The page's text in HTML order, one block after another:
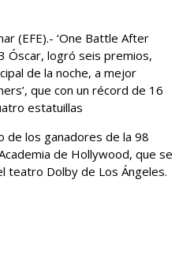
(EFE).- ‘One Battle After
Óscar, logró seis premios,
de la noche, a mejor
que con un récord de 16
estatuillas
de los ganadores de la 98
de Hollywood, que se
teatro Dolby de Los Ángeles.